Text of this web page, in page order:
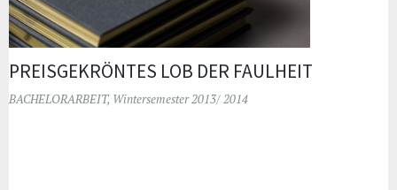
PREISGEKRÖNTES LOB DER FAULHEIT
BACHELORARBEIT, Wintersemester 2013/ 2014